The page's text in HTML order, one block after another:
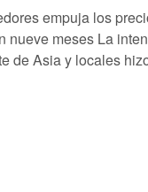
empuja los
nueve meses La
de Asia y locales